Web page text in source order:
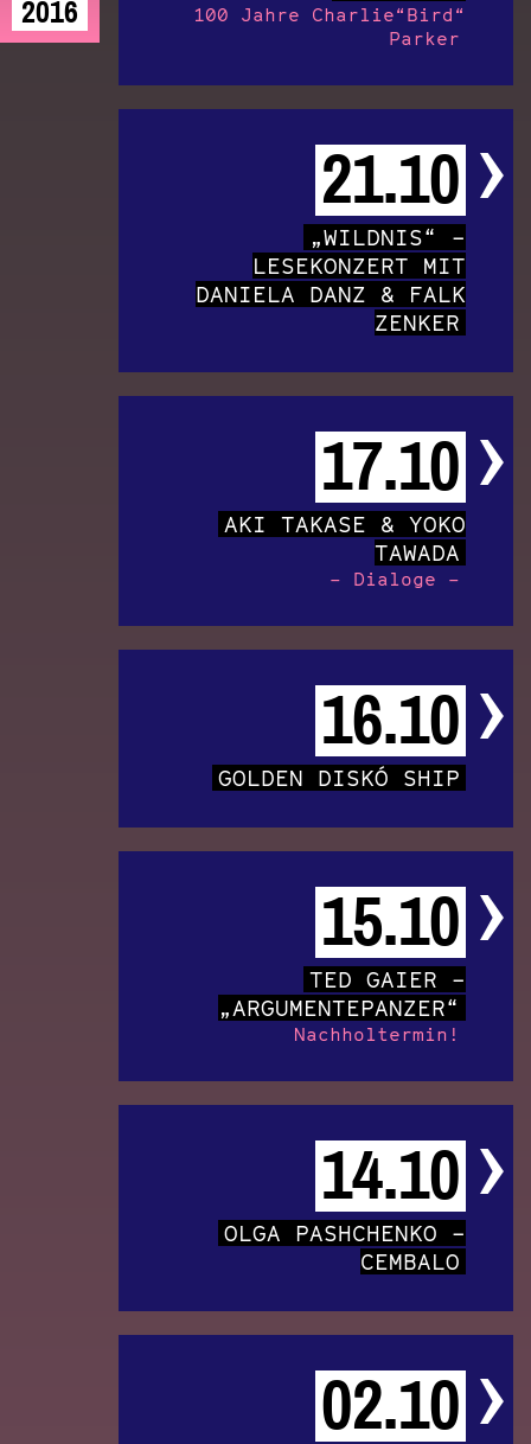
100 Jahre Charlie“Bird“
Parker
21.10
„WILDNIS“ –
LESEKONZERT MIT
DANIELA DANZ & FALK
ZENKER
17.10
AKI TAKASE & YOKO
TAWADA
– Dialoge –
16.10
GOLDEN DISKÓ SHIP
15.10
TED GAIER –
„ARGUMENTEPANZER“
Nachholtermin!
14.10
OLGA PASHCHENKO –
CEMBALO
02.10
2016